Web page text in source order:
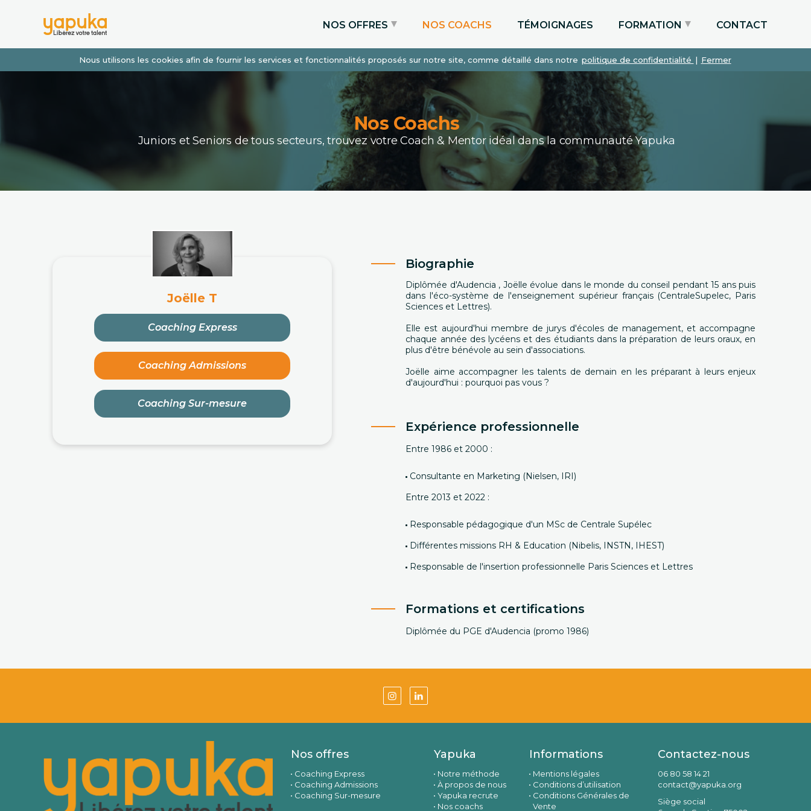
Nous utilisons les cookies afin de fournir les services et fonctionnalités proposés sur notre site, comme détaillé dans notre politique de confidentialité | Fermer
NOS OFFRES
Coaching Express
Coaching Admissions
Coaching Sur-mesure
NOS COACHS TÉMOIGNAGES FORMATION
Particuliers via le CPF
Etudiants
Entreprises
CONTACT
Nos Coachs
Juniors et Seniors de tous secteurs, trouvez votre Coach & Mentor idéal dans la communauté Yapuka
Joëlle T
Coaching Express
Coaching Admissions
Coaching Sur-mesure
Biographie
Diplômée d'Audencia , Joëlle évolue dans le monde du conseil pendant 15 ans puis
dans l'éco-système de l'enseignement supérieur français (CentraleSupelec, Paris
Sciences et Lettres).
Elle est aujourd'hui membre de jurys d'écoles de management, et accompagne
chaque année des lycéens et des étudiants dans la préparation de leurs oraux, en
plus d'être bénévole au sein d'associations.
Joëlle aime accompagner les talents de demain en les préparant à leurs enjeux
d'aujourd'hui : pourquoi pas vous ?
Expérience professionnelle
Entre 1986 et 2000 :
Consultante en Marketing (Nielsen, IRI)
Entre 2013 et 2022 :
Responsable pédagogique d'un MSc de Centrale Supélec
Différentes missions RH & Education (Nibelis, INSTN, IHEST)
Responsable de l'insertion professionnelle Paris Sciences et Lettres
Formations et certifications
Diplômée du PGE d'Audencia (promo 1986)
Nos offres
Coaching Express
Coaching Admissions
Coaching Sur-mesure
Yapuka
Notre méthode
À propos de nous
Yapuka recrute
Nos coachs
Informations
Mentions légales
Conditions d’utilisation
Conditions Générales de
Vente
Contactez-nous
06 80 58 14 21
contact@yapuka.org
Siège social